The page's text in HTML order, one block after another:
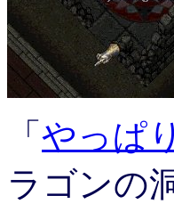
「 やっぱ
ラゴンの